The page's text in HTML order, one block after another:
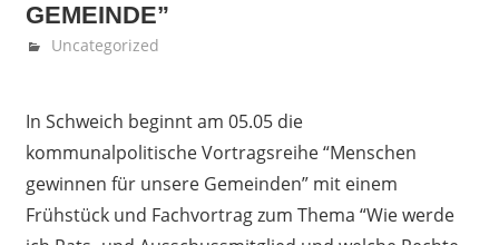
GEMEINDE”
April 3, 2018
Fedor Gehlen
Uncategorized
In Schweich beginnt am 05.05 die
kommunalpolitische Vortragsreihe “Menschen
gewinnen für unsere Gemeinden” mit einem
Frühstück und Fachvortrag zum Thema “Wie werde